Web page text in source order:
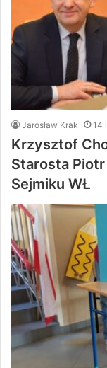
Jarosław Krak 14
Krzysztof
Starosta
Sejmiku WŁ